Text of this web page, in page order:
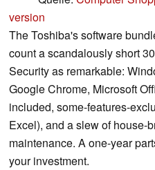
version
The Toshiba's software
count a scandalously short
Security as remarkable:
Google Chrome, Microsoft
included, some-features-
Excel), and a slew of house-
maintenance. A one-year
your investment.